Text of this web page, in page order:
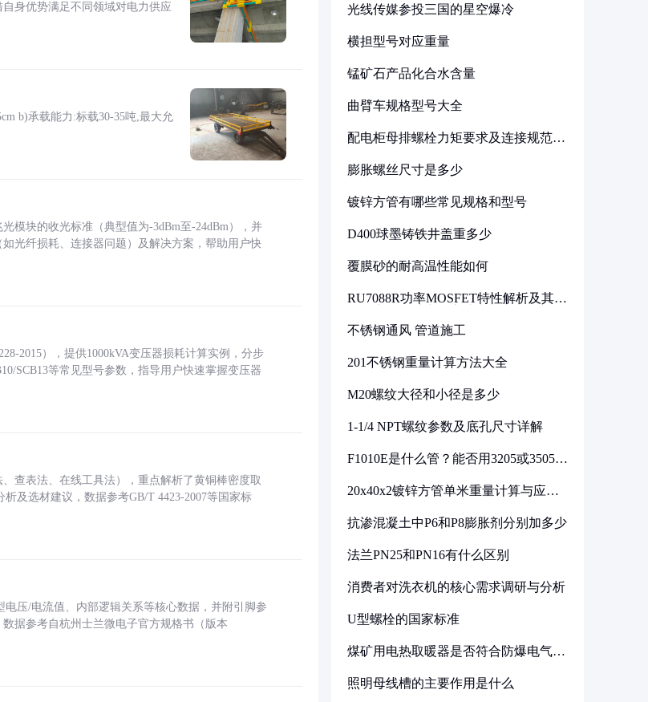
身优势满足不同领域对电力供应
b)承载能力:标载30-35吨,最大允
模块的收光标准（典型值为-3dBm至-24dBm），并
光纤损耗、连接器问题）及解决方案，帮助用户快
2015），提供1000kVA变压器损耗计算实例，分步
SCB13等常见型号参数，指导用户快速掌握变压器
查表法、在线工具法），重点解析了黄铜棒密度取
及选材建议，数据参考GB/T 4423-2007等国家标
压/电流值、内部逻辑关系等核心数据，并附引脚参
据参考自杭州士兰微电子官方规格书（版本
光线传媒参投三国的星空爆冷
横担型号对应重量
锰矿石产品化合水含量
曲臂车规格型号大全
配电柜母排螺栓力矩要求及连接规范详
膨胀螺丝尺寸是多少
镀锌方管有哪些常见规格和型号
D400球墨铸铁井盖重多少
覆膜砂的耐高温性能如何
RU7088R功率MOSFET特性解析及其在
不锈钢通风 管道施工
201不锈钢重量计算方法大全
M20螺纹大径和小径是多少
1-1/4 NPT螺纹参数及底孔尺寸详解
F1010E是什么管？能否用3205或3505代
20x40x2镀锌方管单米重量计算与应用
抗渗混凝土中P6和P8膨胀剂分别加多少
法兰PN25和PN16有什么区别
消费者对洗衣机的核心需求调研与分析
U型螺栓的国家标准
煤矿用电热取暖器是否符合防爆电气设
照明母线槽的主要作用是什么